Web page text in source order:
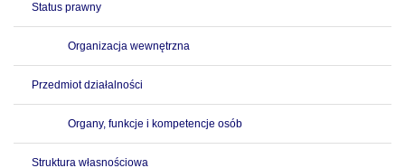
Status prawny
Organizacja wewnętrzna
Przedmiot działalności
Organy, funkcje i kompetencje osób
Struktura własnościowa